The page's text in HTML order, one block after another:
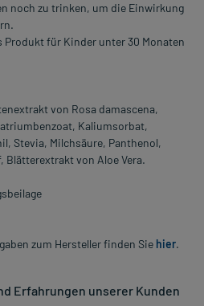
noch zu trinken, um die Einwirkung
für Kinder unter 30 Monaten
von Rosa damascena,
Kaliumsorbat,
Stevia, Milchsäure, Panthenol,
von Aloe Vera.
zum Hersteller finden Sie hier.
Erfahrungen unserer Kunden